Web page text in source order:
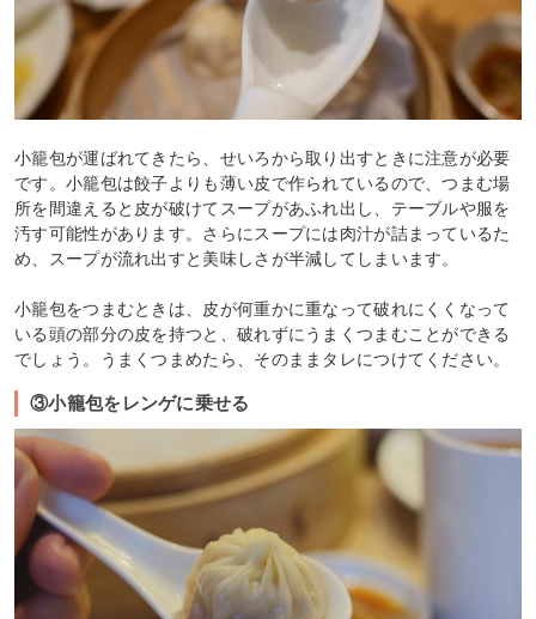
小籠包が運ばれてきたら、せいろから取り出すときに注意が必要
です。小籠包は餃子よりも薄い皮で作られているので、つまむ場
所を間違えると皮が破けてスープがあふれ出し、テーブルや服を
汚す可能性があります。さらにスープには肉汁が詰まっているた
め、スープが流れ出すと美味しさが半減してしまいます。
小籠包をつまむときは、皮が何重かに重なって破れにくくなって
いる頭の部分の皮を持つと、破れずにうまくつまむことができる
でしょう。うまくつまめたら、そのままタレにつけてください。
③小籠包をレンゲに乗せる